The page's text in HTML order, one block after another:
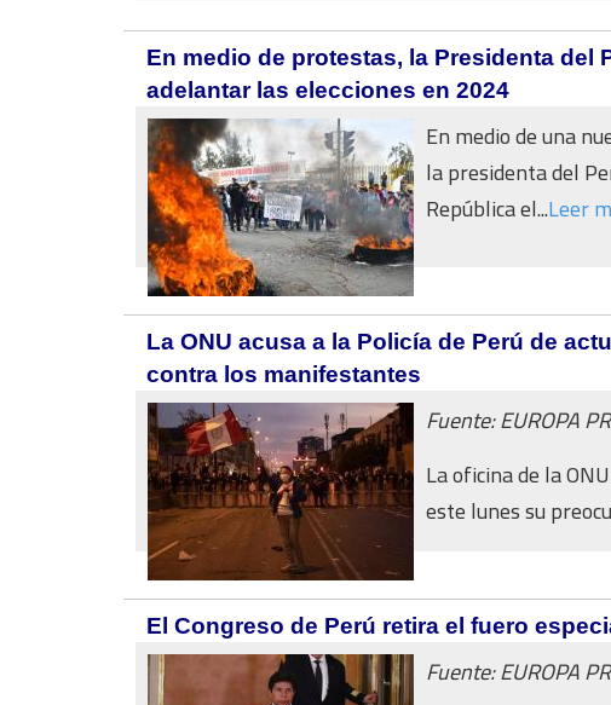
En medio de protestas, la Presidenta del
adelantar las elecciones en 2024
En medio de una
la presidenta del
República el...Leer
La ONU acusa a la Policía de Perú de
contra los manifestantes
Fuente: EUROPA
La oficina de la
este lunes su
El Congreso de Perú retira el fuero
Fuente: EUROPA